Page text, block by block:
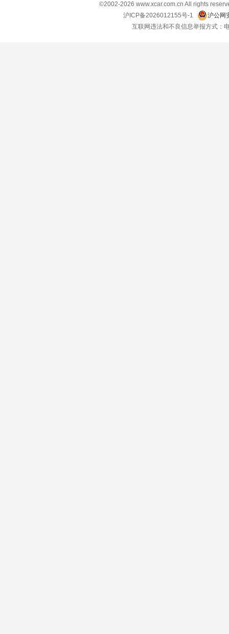
©2002-2026 www.xcar.com.cn All rights
沪ICP备2026012155号-1
沪公网
互联网违法和不良信息举报方式：